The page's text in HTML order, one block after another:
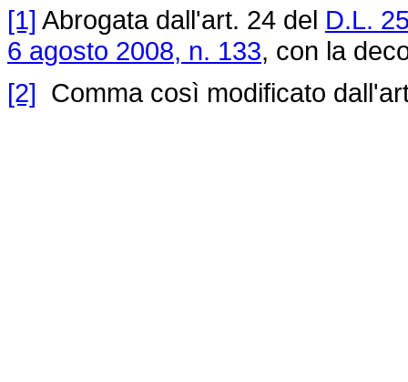
[1] Abrogata dall'art. 24 del D.L.
6 agosto 2008, n. 133, con la
[2] Comma così modificato